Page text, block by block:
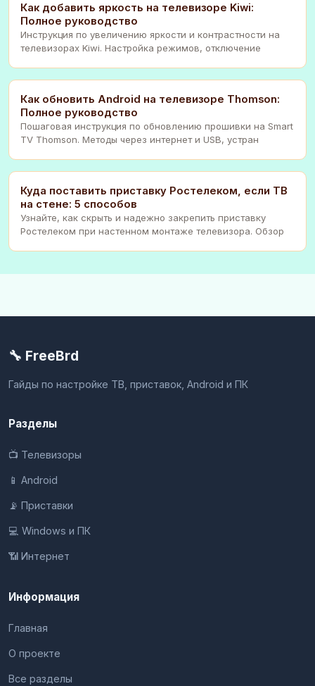
Как добавить яркость на телевизоре Kiwi:
Полное руководство
Инструкция по увеличению яркости и контрастности на
телевизорах Kiwi. Настройка режимов, отключение
Как обновить Android на телевизоре Thomson:
Полное руководство
Пошаговая инструкция по обновлению прошивки на Smart
TV Thomson. Методы через интернет и USB, устран
Куда поставить приставку Ростелеком, если ТВ
на стене: 5 способов
Узнайте, как скрыть и надежно закрепить приставку
Ростелеком при настенном монтаже телевизора. Обзор
🔧 FreeBrd
Гайды по настройке ТВ, приставок, Android и ПК
Разделы
📺 Телевизоры
📱 Android
📡 Приставки
💻 Windows и ПК
📶 Интернет
Информация
Главная
О проекте
Все разделы